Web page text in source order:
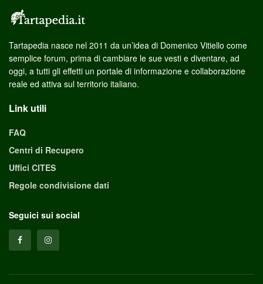
Tartapedia nasce nel 2011 da un’idea di Domenico Vitiello come
semplice forum, prima di cambiare le sue vesti e diventare, ad
oggi, a tutti gli effetti un portale di informazione e collaborazione
reale ed attiva sul territorio italiano.
Link utili
FAQ
Centri di Recupero
Uffici CITES
Regole condivisione dati
Seguici sui social